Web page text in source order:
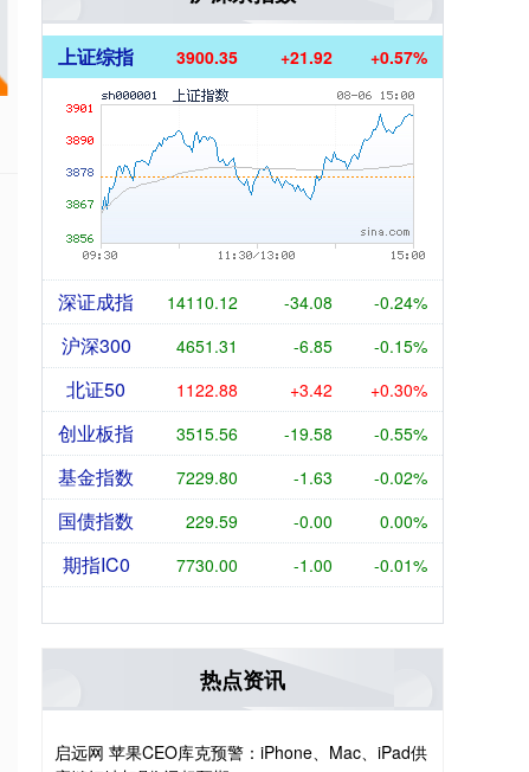
上证综指 3900.35 +21.92 +0.57%
深证成指 14110.12 -34.08 -0.24%
沪深300 4651.31 -6.85 -0.15%
北证50 1122.88 +3.42 +0.30%
创业板指 3515.56 -19.58 -0.55%
基金指数 7229.80 -1.63 -0.02%
国债指数 229.59 -0.00 0.00%
期指IC0 7730.00 -1.00 -0.01%
热点资讯
启远网 苹果CEO库克预警：iPhone、Mac、iPad供